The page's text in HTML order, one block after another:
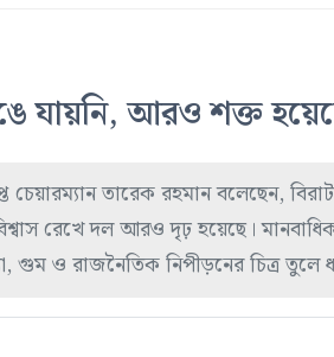
যায়নি, আরও শক্ত
চেয়ারম্যান তারেক রহমান বলেছেন,
রেখে দল আরও দৃঢ় হয়েছে।
গুম ও রাজনৈতিক নিপীড়নের চিত্র তুলে